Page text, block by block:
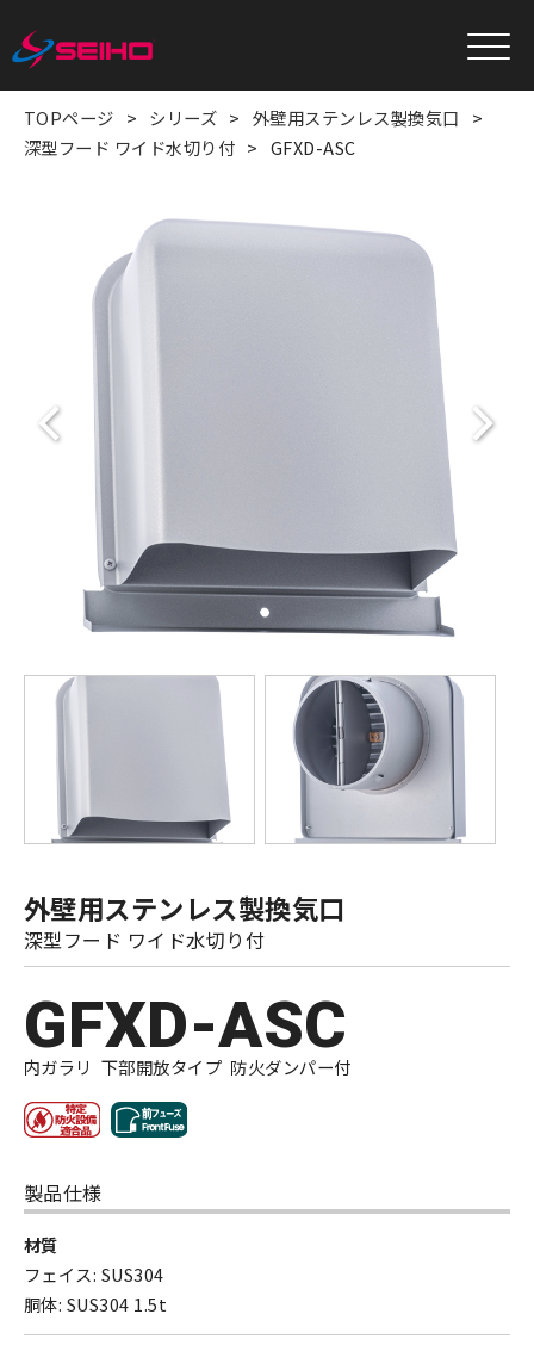
TOPページ シリーズ
外壁用ステンレス製換気口
深型フード ワイド水切り付
GFXD-ASC
外壁用ステンレス製換気口
深型フード ワイド水切り付
GFXD-ASC
内ガラリ 下部開放タイプ 防火ダンパー付
製品仕様
材質
フェイス: SUS304
胴体: SUS304 1.5t